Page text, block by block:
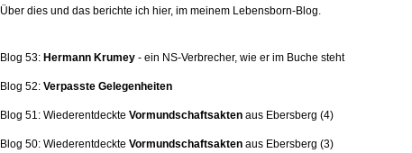
Über dies und das berichte ich hier, im meinem Lebensborn-Blog.
Blog 53: Hermann Krumey - ein NS-Verbrecher, wie er im Buche steht
Blog 52: Verpasste Gelegenheiten
Blog 51: Wiederentdeckte Vormundschaftsakten aus Ebersberg (4)
Blog 50: Wiederentdeckte Vormundschaftsakten aus Ebersberg (3)